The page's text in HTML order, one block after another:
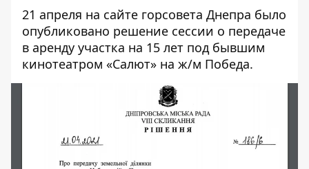
21 апреля на сайте горсовета Днепра было
опубликовано решение сессии о передаче
в аренду участка на 15 лет под бывшим
кинотеатром «Салют» на ж/м Победа.